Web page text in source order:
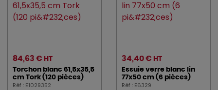
84,63 € HT
Torchon blanc 61,5x35,5
cm Tork (120 pièces)
Réf : E1029352
34,40 € HT
Essuie verre blanc lin
77x50 cm (6 pièces)
Réf : E6329